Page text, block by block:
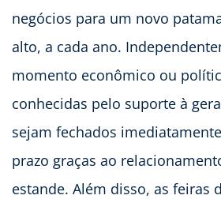
negócios para um novo
alto, a cada ano.
momento econômico ou
conhecidas pelo suporte à
sejam fechados
prazo graças ao
estande. Além disso, as feiras